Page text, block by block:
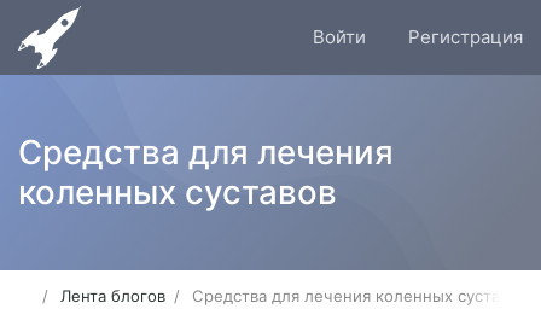
Войти Регистрация
Средства для лечения
коленных суставов
Лента блогов Средства для лечения коленных суставов